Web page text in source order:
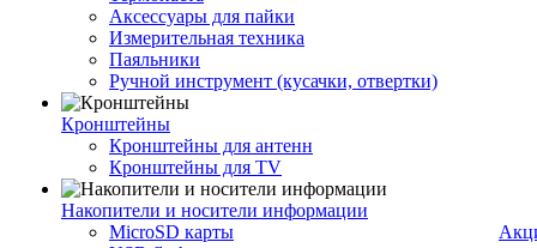
Аксессуары для пайки
Измерительная техника
Паяльники
Ручной инструмент (кусачки, отвертки)
Кронштейны
Кронштейны для антенн
Кронштейны для TV
Накопители и носители информации
MicroSD карты